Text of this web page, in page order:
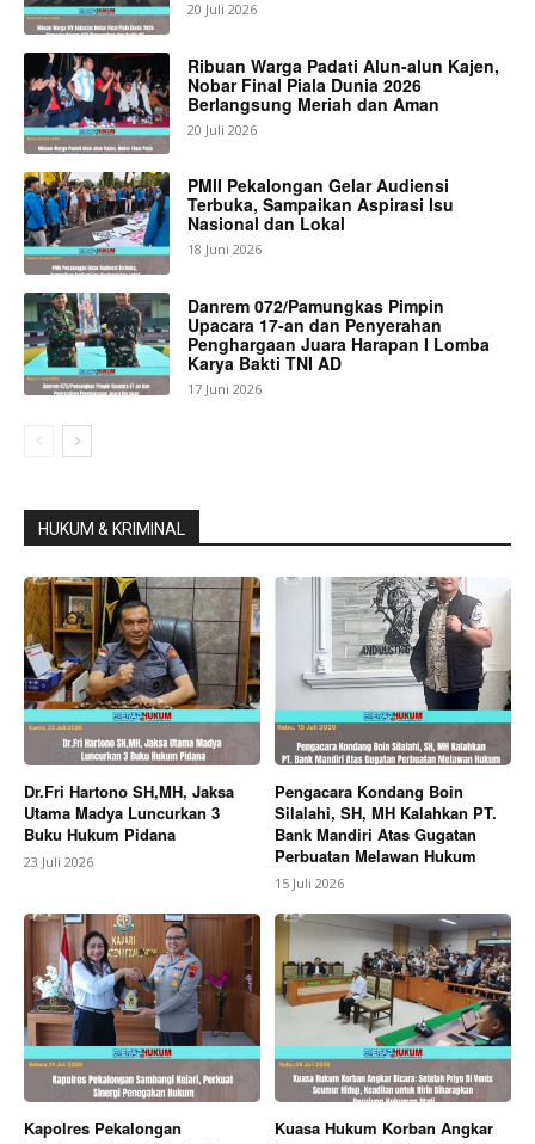
20 Juli 2026
Ribuan Warga Padati Alun-alun Kajen,
Nobar Final Piala Dunia 2026
Berlangsung Meriah dan Aman
20 Juli 2026
PMII Pekalongan Gelar Audiensi
Terbuka, Sampaikan Aspirasi Isu
Nasional dan Lokal
18 Juni 2026
Danrem 072/Pamungkas Pimpin
Upacara 17-an dan Penyerahan
Penghargaan Juara Harapan I Lomba
Karya Bakti TNI AD
17 Juni 2026
HUKUM & KRIMINAL
Dr.Fri Hartono SH,MH, Jaksa
Utama Madya Luncurkan 3
Buku Hukum Pidana
23 Juli 2026
Pengacara Kondang Boin
Silalahi, SH, MH Kalahkan PT.
Bank Mandiri Atas Gugatan
Perbuatan Melawan Hukum
15 Juli 2026
Kapolres Pekalongan
Kuasa Hukum Korban Angkar